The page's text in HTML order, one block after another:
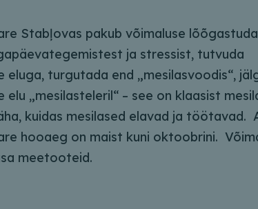
Stabļovas pakub võimaluse
ja stressist, tutvuda
eluga, turgutada end „mesilasvoodis“,
elu „mesilasteleril“ – see on klaasist
kuidas mesilased elavad ja töötavad.
hooaeg on maist kuni oktoobrini.
meetooteid.